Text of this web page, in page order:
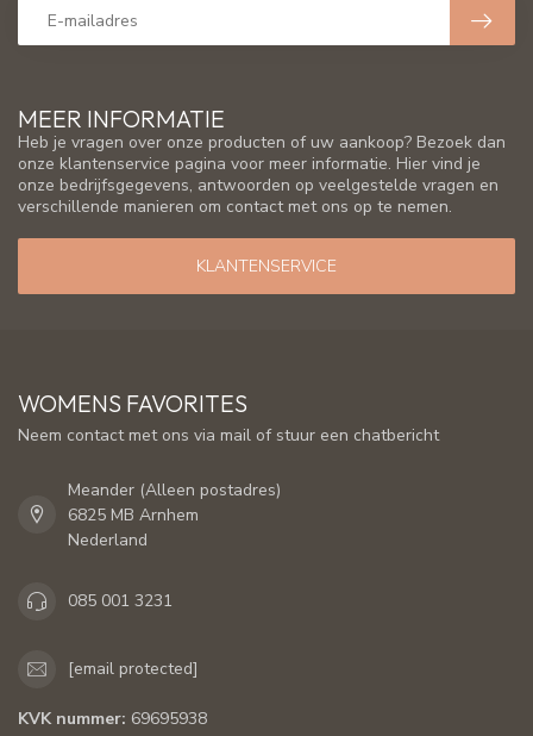
MEER INFORMATIE
Heb je vragen over onze producten of uw aankoop? Bezoek dan
onze klantenservice pagina voor meer informatie. Hier vind je
onze bedrijfsgegevens, antwoorden op veelgestelde vragen en
verschillende manieren om contact met ons op te nemen.
KLANTENSERVICE
WOMENS FAVORITES
Neem contact met ons via mail of stuur een chatbericht
Meander (Alleen postadres)
6825 MB Arnhem
Nederland
085 001 3231
[email protected]
KVK nummer: 69695938